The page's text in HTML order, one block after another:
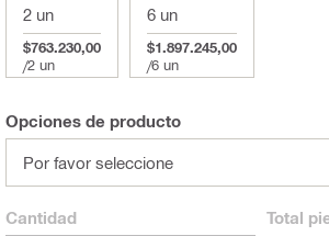
2 un
$763.230,00
/2 un
6 un
$1.897.245,00
/6 un
Opciones de producto
Por favor seleccione
Cantidad Total